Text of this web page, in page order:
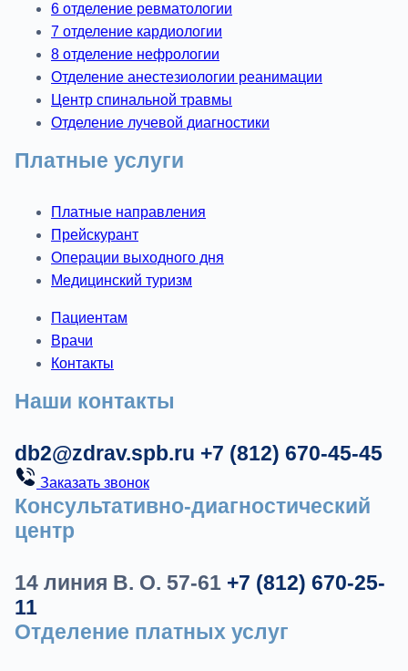
6 отделение ревматологии
7 отделение кардиологии
8 отделение нефрологии
Отделение анестезиологии реанимации
Центр спинальной травмы
Отделение лучевой диагностики
Платные услуги
Платные направления
Прейскурант
Операции выходного дня
Медицинский туризм
Пациентам
Врачи
Контакты
Наши контакты
db2@zdrav.spb.ru +7 (812) 670-45-45
Заказать звонок
Консультативно-диагностический
центр
14 линия В. О. 57-61 +7 (812) 670-25-
11
Отделение платных услуг